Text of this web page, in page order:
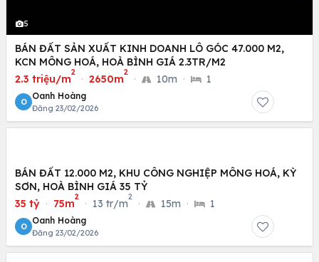
5
BÁN ĐẤT SẢN XUẤT KINH DOANH LÔ GÓC 47.000 M2,
KCN MÔNG HOÁ, HOÀ BÌNH GIÁ 2.3TR/M2
2.3 triệu/m
2
· 2650m
2
· 10m · 1
O
Oanh Hoàng
Đăng 23/02/2026
BÁN ĐẤT 12.000 M2, KHU CÔNG NGHIỆP MÔNG HOÁ, KỲ
SƠN, HOÀ BÌNH GIÁ 35 TỶ
35 tỷ · 75m
2
· 13 tr/m
2
· 15m · 1
O
Oanh Hoàng
Đăng 23/02/2026